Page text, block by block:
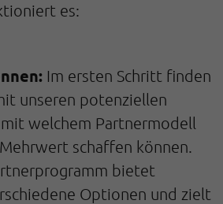
es:
Im ersten Schritt finden
unseren potenziellen
welchem Partnermodell
schaffen können.
bietet
Optionen und zielt